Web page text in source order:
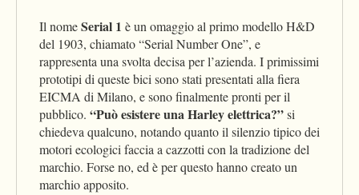
Il nomeSerial 1 è un omaggio al primo modello H&D
del 1903, chiamato “Serial Number One”, e
rappresenta una svolta decisa per l’azienda. I primissimi
prototipi di queste bici sono stati presentati alla fiera
EICMA di Milano, e sono finalmente pronti per il
pubblico. “Può esistere una Harley elettrica?”si
chiedeva qualcuno, notando quanto il silenzio tipico dei
motori ecologici faccia a cazzotti con la tradizione del
marchio. Forse no, ed è per questo hanno creato un
marchio apposito.